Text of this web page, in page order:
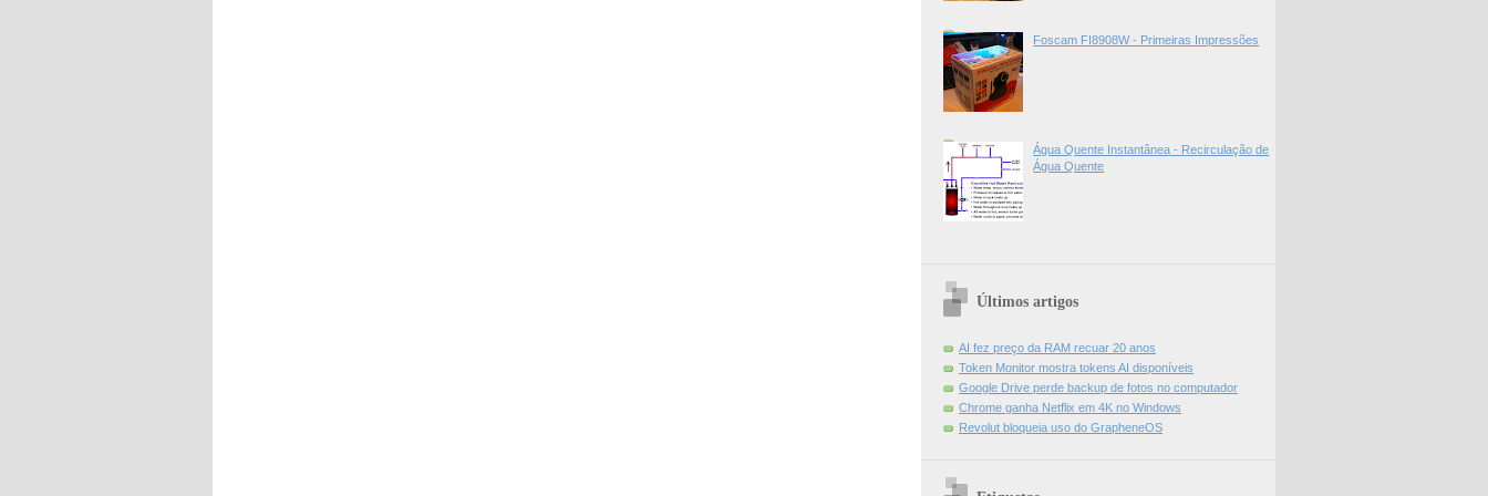
Foscam FI8908W - Primeiras Impressões
Água Quente Instantânea - Recirculação de
Água Quente
Últimos artigos
AI fez preço da RAM recuar 20 anos
Token Monitor mostra tokens AI disponíveis
Google Drive perde backup de fotos no computador
Chrome ganha Netflix em 4K no Windows
Revolut bloqueia uso do GrapheneOS